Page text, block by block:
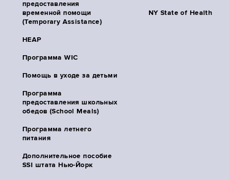
предоставления
временной помощи
(Temporary Assistance)
HEAP
Программа WIC
Помощь в уходе за детьми
Программа
предоставления школьных
обедов (School Meals)
Программа летнего
питания
Дополнительное пособие
SSI штата Нью-Йорк
NY State of Health